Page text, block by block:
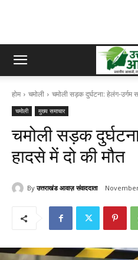
होम चमोली चमोली सड़क दुर्घटना: हेलंग-उर्गम
चमोली मुख्य समाचार
चमोली सड़क
हादसे में दो की मौत
By उत्तराखंड आवाज़ संवाददाता